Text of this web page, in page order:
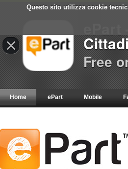
Questo sito utilizza cookie
Home ePart Mobile
×
Free